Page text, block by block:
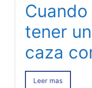
tener
caza
Leer mas